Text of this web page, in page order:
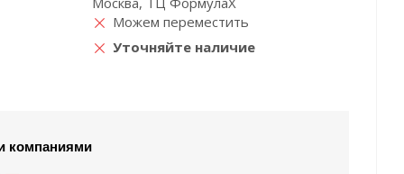
Можем переместить
Уточняйте наличие
компаниями